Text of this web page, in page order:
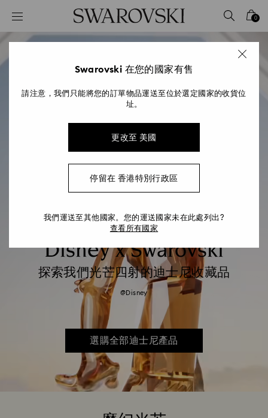
Accesskeys list
0 - Header
0
Disney x Swarovski
探索我們光芒四射的迪士尼收藏品
@Disney
選購全部迪士尼產品
Swarovski 在您的國家有售
請注意，我們只能將您的訂單物品運送至位於選定國家的收貨位
址。
更改至 美國
停留在 香港特別行政區
我們運送至其他國家。您的運送國家未在此處列出?
查看所有國家